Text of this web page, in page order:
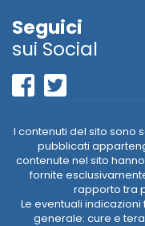
Seguici
sui Social
I contenuti del sito sono
pubblicati
contenute nel sito
fornite
rapporto tra
Le eventuali
generale: cure e